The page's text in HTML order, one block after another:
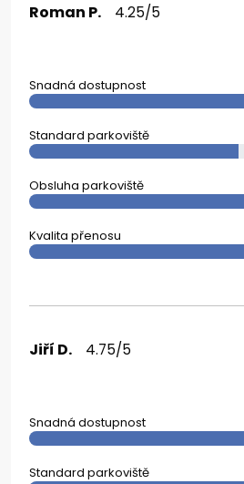
Roman P. 4.25/5
Snadná dostupnost
Standard parkoviště
Obsluha parkoviště
Kvalita přenosu
Jiří D. 4.75/5
Snadná dostupnost
Standard parkoviště